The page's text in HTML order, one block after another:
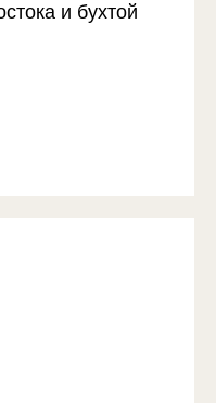
и бухтой